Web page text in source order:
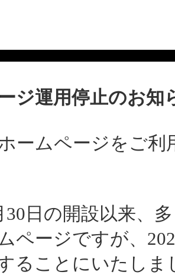
ジ運用停止のお知
ームページをご
30日の開設以来、
ページですが、
ることにいたしま